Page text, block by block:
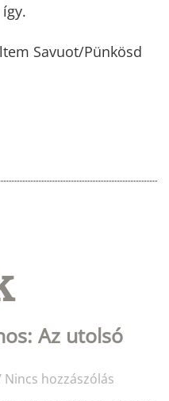
Savuot/Pünkösd
Az utolsó
Nincs hozzászólás